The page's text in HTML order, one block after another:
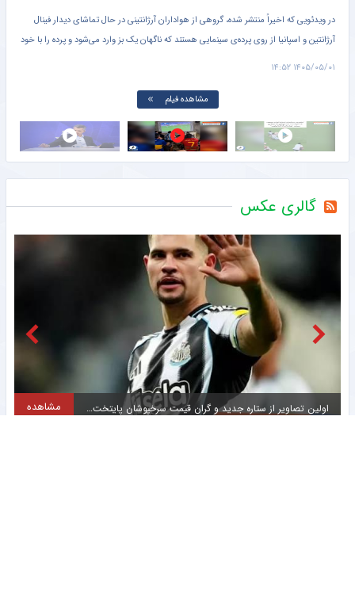
در ویدئویی که اخیراً منتشر شده، گروهی از هواداران آرژانتینی در حال تماشای دیدار فینال
آرژانتین و اسپانیا از روی پرده‌ی سینمایی هستند که ناگهان یک بز وارد می‌شود و پرده را با خود
۱۴۰۵/۰۵/۰۱ ۱۴:۵۲
مشاهده فیلم
گالری عکس
اولین تصاویر از ستاره جدید و گران قیمت سرخپوشان پایتخت + عکس مشاهده